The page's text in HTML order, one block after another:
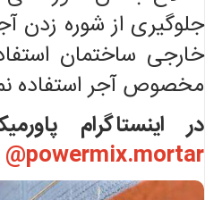
جلوگیری از شوره زدن
خارجی ساختمان
مخصوص آجر استفاده
در اینستاگرام
powermix.mortar@